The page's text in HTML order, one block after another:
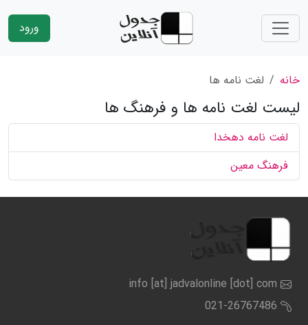
ورود
خانه لغت نامه ها
لیست لغت نامه ها و فرهنگ ها
لغت نامه دهخدا
فرهنگ معین
info [at] jadvalonline [dot] com
021-26767486